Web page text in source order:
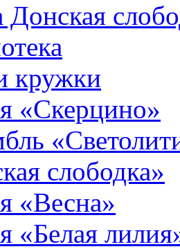
Донская
кружки
«Скерцино»
слободка»
«Весна»
«Белая